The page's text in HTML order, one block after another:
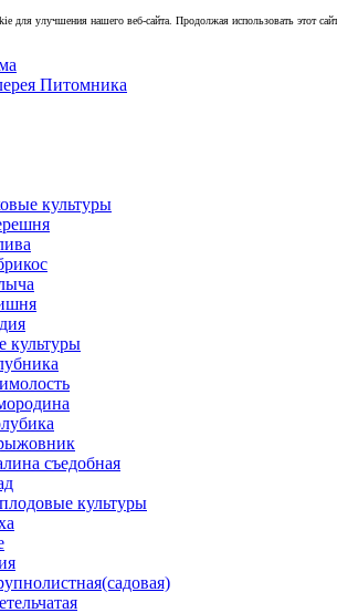
Питомника
культуры
культуры
съедобная
культуры
для улучшения нашего веб-сайта. Продолжая использовать этот